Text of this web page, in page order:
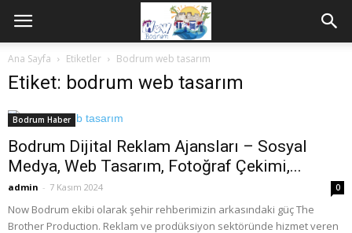
Ana Sayfa Etiketler Bodrum web tasarım
Etiket: bodrum web tasarım
Bodrum Haber
Bodrum Dijital Reklam Ajansları – Sosyal
Medya, Web Tasarım, Fotoğraf Çekimi,...
admin - 7 Kasım 2024 0
Now Bodrum ekibi olarak şehir rehberimizin arkasındaki güç The
Brother Production. Reklam ve prodüksiyon sektöründe hizmet veren